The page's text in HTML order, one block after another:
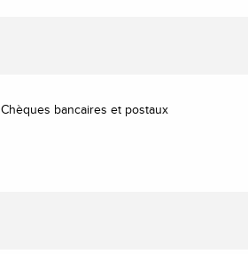
Chèques bancaires et postaux